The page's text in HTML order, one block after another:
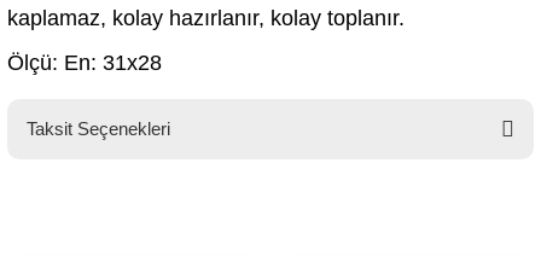
kaplamaz, kolay hazırlanır, kolay toplanır.
Ölçü: En: 31x28
Taksit Seçenekleri